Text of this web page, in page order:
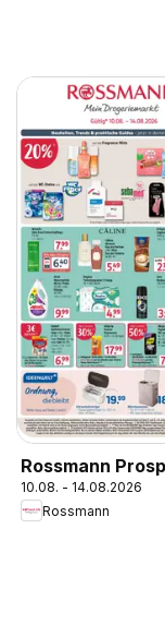
Rossmann
10.08. - 14.08.2026
Rossmann